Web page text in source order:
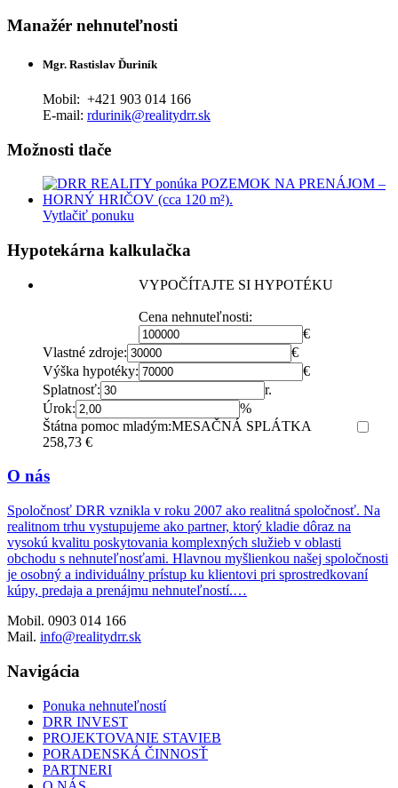
Manažér nehnuteľnosti
Mgr. Rastislav Ďuriník
Mobil: +421 903 014 166
E-mail: rdurinik@realitydrr.sk
Možnosti tlače
Vytlačiť ponuku
Hypotekárna kalkulačka
VYPOČÍTAJTE SI HYPOTÉKU
Cena nehnuteľnosti:
€
Vlastné zdroje:
€
Výška hypotéky:
€
Splatnosť:
r.
Úrok:
%
Štátna pomoc mladým:MESAČNÁ SPLÁTKA
258,73 €
O nás
Spoločnosť DRR vznikla v roku 2007 ako realitná spoločnosť. Na
realitnom trhu vystupujeme ako partner, ktorý kladie dôraz na
vysokú kvalitu poskytovania komplexných služieb v oblasti
obchodu s nehnuteľnosťami. Hlavnou myšlienkou našej spoločnosti
je osobný a individuálny prístup ku klientovi pri sprostredkovaní
kúpy, predaja a prenájmu nehnuteľností.…
Mobil. 0903 014 166
Mail. info@realitydrr.sk
Navigácia
Ponuka nehnuteľností
DRR INVEST
PROJEKTOVANIE STAVIEB
PORADENSKÁ ČINNOSŤ
PARTNERI